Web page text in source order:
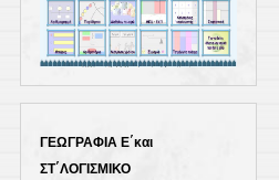
ΓΕΩΓΡΑΦΙΑ Ε΄και
ΣΤ΄ΛΟΓΙΣΜΙΚΟ